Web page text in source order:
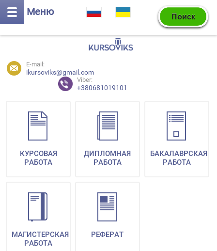
Меню
E-mail:
ikursoviks@gmail.com
Viber:
+380681019101
КУРСОВАЯ
РАБОТА
ДИПЛОМНАЯ
РАБОТА
БАКАЛАВРСКАЯ
РАБОТА
МАГИСТЕРСКАЯ
РАБОТА
РЕФЕРАТ